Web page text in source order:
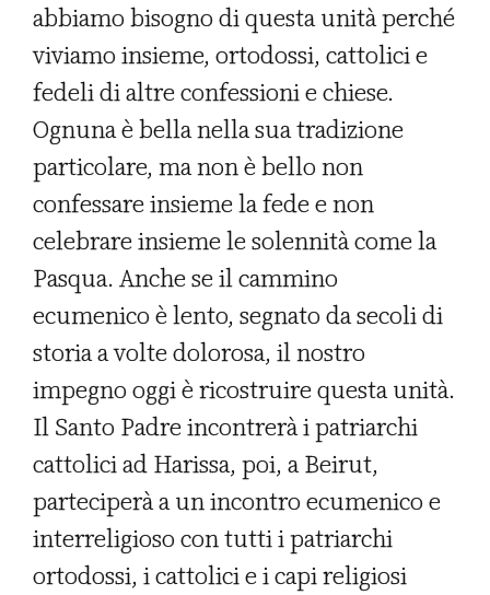
abbiamo bisogno di questa unità perché
viviamo insieme, ortodossi, cattolici e
fedeli di altre confessioni e chiese.
Ognuna è bella nella sua tradizione
particolare, ma non è bello non
confessare insieme la fede e non
celebrare insieme le solennità come la
Pasqua. Anche se il cammino
ecumenico è lento, segnato da secoli di
storia a volte dolorosa, il nostro
impegno oggi è ricostruire questa unità.
Il Santo Padre incontrerà i patriarchi
cattolici ad Harissa, poi, a Beirut,
parteciperà a un incontro ecumenico e
interreligioso con tutti i patriarchi
ortodossi, i cattolici e i capi religiosi